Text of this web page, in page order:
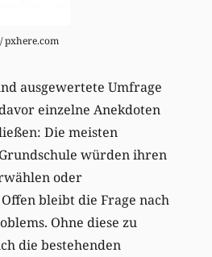
pxhere.com
ausgewertete Umfrage
einzelne Anekdoten
Die meisten
würden ihren
oder
bleibt die Frage nach
Ohne diese zu
die bestehenden